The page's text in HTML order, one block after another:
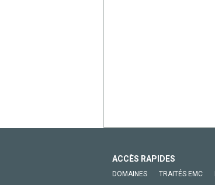
ACCÈS RAPIDES
DOMAINES TRAITÉS EMC